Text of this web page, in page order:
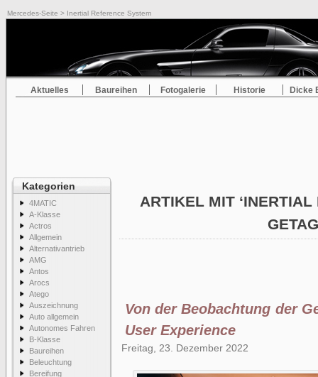
Mercedes-Seite > Inertial Reference System
Aktuelles Baureihen Fotogalerie Historie Dicke
Kategorien
4MATIC
A-Klasse
Actros
Allgemein
Alternativantrieb
AMG
Antos
Arocs
Atego
Auszeichnung
Auto allgemein
Autonomes Fahren
B-Klasse
Baureihen
Beleuchtung
Bereifung
ARTIKEL MIT ‘INERTIAL
Von der Beobachtung der
User Experience
Freitag, 23. Dezember 2022